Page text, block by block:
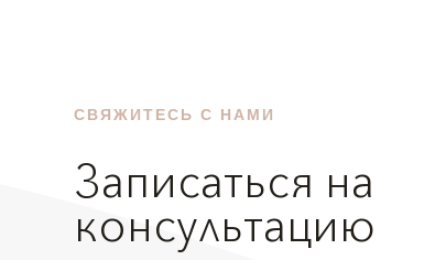
СВЯЖИТЕСЬ С НАМИ
Записаться на
консультацию